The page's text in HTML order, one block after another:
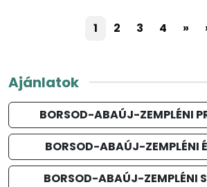
1 2 3 4 »
Ajánlatok
BORSOD-ABAÚJ-ZEMPLÉNI
BORSOD-ABAÚJ-ZEMPLÉNI
BORSOD-ABAÚJ-ZEMPLÉNI